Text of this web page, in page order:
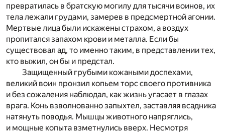
превратилась в братскую могилу для тысячи воинов, их
тела лежали грудами, замерев в предсмертной агонии.
Мертвые лица были искажены страхом, а воздух
пропитался запахом крови и металла. Если бы
существовал ад, то именно таким, в представлении тех,
кто выжил, он бы и предстал.
Защищенный грубыми кожаными доспехами,
великий воин пронзил копьем торс своего противника
и без сожаления наблюдал, как жизнь угасает в глазах
врага. Конь взволнованно запыхтел, заставляя всадника
натянуть поводья. Мышцы животного напряглись,
и мощные копыта взметнулись вверх. Несмотря